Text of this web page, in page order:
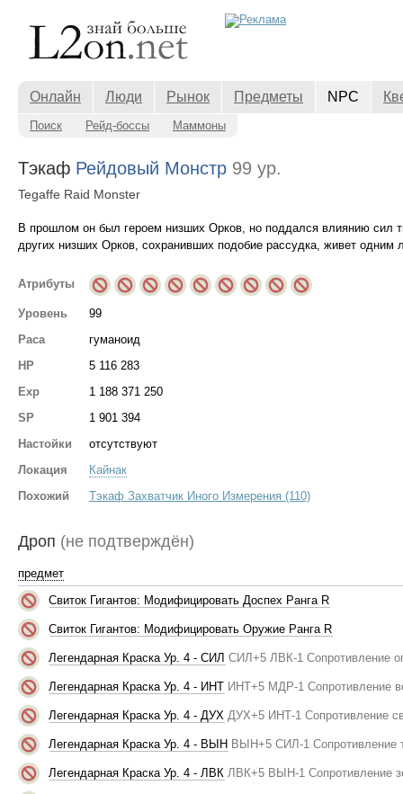
Онлайн Люди Рынок Предметы NPC
Поиск Рейд-боссы Маммоны
Тэкаф Рейдовый Монстр 99 ур.
Tegaffe Raid Monster
В прошлом он был героем низших Орков, но поддался влиянию сил
других низших Орков, сохранивших подобие рассудка, живет одним
Атрибуты
Уровень
99
Раса
гуманоид
HP
5 116 283
Exp
1 188 371 250
SP
1 901 394
Настойки
отсутствуют
Локация
Кайнак
Похожий
Тэкаф Захватчик Иного Измерения (110)
Дроп (не подтверждён)
предмет
Свиток Гигантов: Модифицировать Доспех Ранга R
Свиток Гигантов: Модифицировать Оружие Ранга R
Легендарная Краска Ур. 4 - СИЛ СИЛ+5 ЛВК-1 Сопротивление
Легендарная Краска Ур. 4 - ИНТ ИНТ+5 МДР-1 Сопротивление
Легендарная Краска Ур. 4 - ДУХ ДУХ+5 ИНТ-1 Сопротивление
Легендарная Краска Ур. 4 - ВЫН ВЫН+5 СИЛ-1 Сопротивление
Легендарная Краска Ур. 4 - ЛВК ЛВК+5 ВЫН-1 Сопротивление